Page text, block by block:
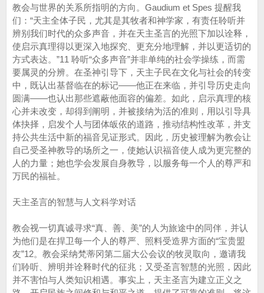
教会与世界的关系所指明的方向。Gaudium et Spes 提醒我
们：“天主全体子民，尤其是其牧者和神学家，有责任聆听并
辨别我们时代的众多声音，并在天主圣言的光照下加以诠释，
使启示真理得以更深入地探究、更充分地理解，并以更适切的
方式表达。”11 聆听“众多声音”并非单纯的社会学操练，而需
要属灵的分辨。在圣神引导下，天主子民在文化与社会的转变
中，既认出基督临在的标记——他正在来临，并引导历史走向
圆满——也认出那些遮蔽他面容的偏差。如此，启示真理的核
心并未改变，却得到阐明，并被接纳为活的准则，用以引导具
体抉择，启发个人与团体皈依的道路，推动结构性改革，并支
持公共生活中新的福音见证形式。因此，历史被理解为教会让
自己受圣神教导的场所之一，使她认识福音使人成为更完整的
人的力量；她也学会发展自身教导，以服务每一个人的尊严和
万民的福祉。
天主圣言的智慧与人文科学对话
教会视一切真诚寻求“真、善、美”的人为旅途中的同伴，并认
为他们是在捍卫每一个人的尊严、照料受造界方面的“宝贵盟
友”12。教会采纳梵蒂冈第二届大公会议的牧灵取向，邀请我
们聆听、辨明并诠释时代的征兆；又受圣言智慧的光照，因此
并不害怕与人类知识相遇。事实上，天主圣言为建立正义之